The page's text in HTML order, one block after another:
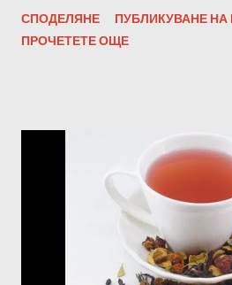
отлично състояние . Opti-Women
витамини и минерали; 17 фито-
система; Хранене на сърдечния
на съдовата система; Витаминният
WOMEN ви позволява да се
пиковото психическо натоварване.
желязо - това е много важно, тъй
"критичните дни" рязко спада, а
СПОДЕЛЯНЕ
ПУБЛИКУВАНЕ
ПРОЧЕТЕТЕ ОЩЕ